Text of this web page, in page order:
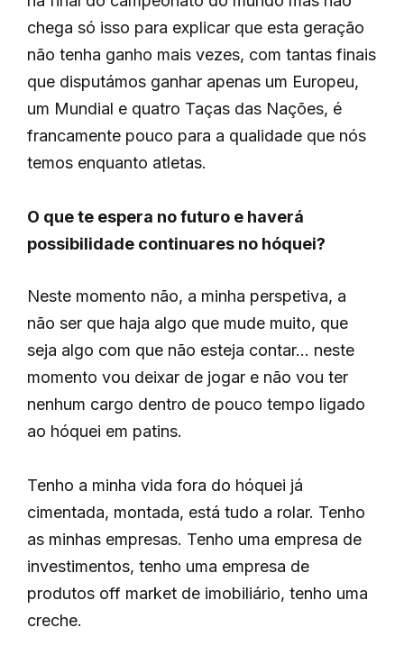
chega só isso para explicar que esta geração
não tenha ganho mais vezes, com tantas finais
que disputámos ganhar apenas um Europeu,
um Mundial e quatro Taças das Nações, é
francamente pouco para a qualidade que nós
temos enquanto atletas.
O que te espera no futuro e haverá
possibilidade continuares no hóquei?
Neste momento não, a minha perspetiva, a
não ser que haja algo que mude muito, que
seja algo com que não esteja contar… neste
momento vou deixar de jogar e não vou ter
nenhum cargo dentro de pouco tempo ligado
ao hóquei em patins.
Tenho a minha vida fora do hóquei já
cimentada, montada, está tudo a rolar. Tenho
as minhas empresas. Tenho uma empresa de
investimentos, tenho uma empresa de
produtos off market de imobiliário, tenho uma
creche.